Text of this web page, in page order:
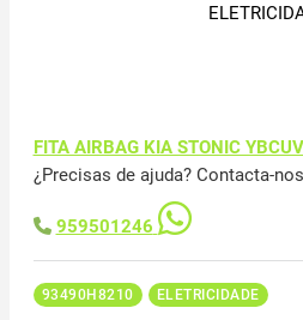
FITA AIRBAG KIA STONIC YBCUV
¿Precisas de ajuda? Contacta-
959501246
93490H8210 ELETRICIDADE